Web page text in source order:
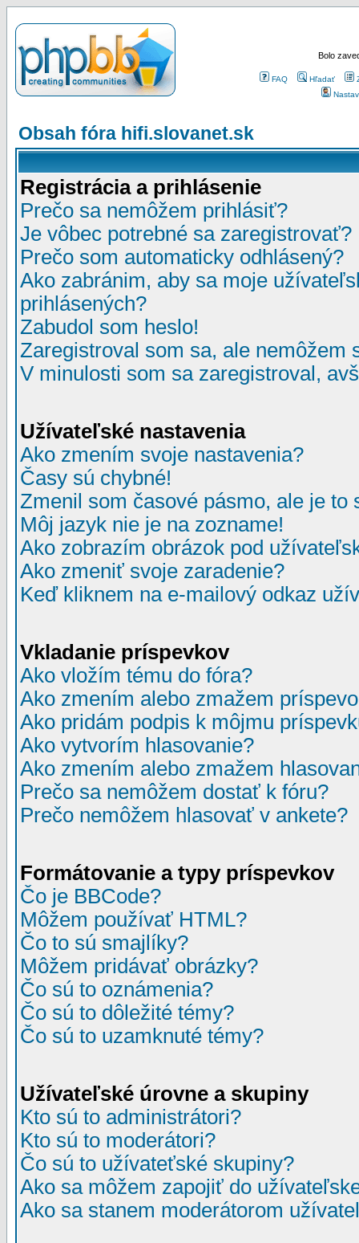
Bolo
FAQ Hľadať
Obsah fóra hifi.slovanet.sk
Registrácia a prihlásenie
Prečo sa nemôžem prihlásiť?
Je vôbec potrebné sa zaregistrovať?
Prečo som automaticky odhlásený?
Ako zabránim, aby sa moje
prihlásených?
Zabudol som heslo!
Zaregistroval som sa, ale nemôžem
V minulosti som sa zaregistroval,
Užívateľské nastavenia
Ako zmením svoje nastavenia?
Časy sú chybné!
Zmenil som časové pásmo, ale je to
Môj jazyk nie je na zozname!
Ako zobrazím obrázok pod
Ako zmeniť svoje zaradenie?
Keď kliknem na e-mailový odkaz
Vkladanie príspevkov
Ako vložím tému do fóra?
Ako zmením alebo zmažem
Ako pridám podpis k môjmu
Ako vytvorím hlasovanie?
Ako zmením alebo zmažem
Prečo sa nemôžem dostať k fóru?
Prečo nemôžem hlasovať v ankete?
Formátovanie a typy príspevkov
Čo je BBCode?
Môžem používať HTML?
Čo to sú smajlíky?
Môžem pridávať obrázky?
Čo sú to oznámenia?
Čo sú to dôležité témy?
Čo sú to uzamknuté témy?
Užívateľské úrovne a skupiny
Kto sú to administrátori?
Kto sú to moderátori?
Čo sú to užívateťské skupiny?
Ako sa môžem zapojiť do
Ako sa stanem moderátorom